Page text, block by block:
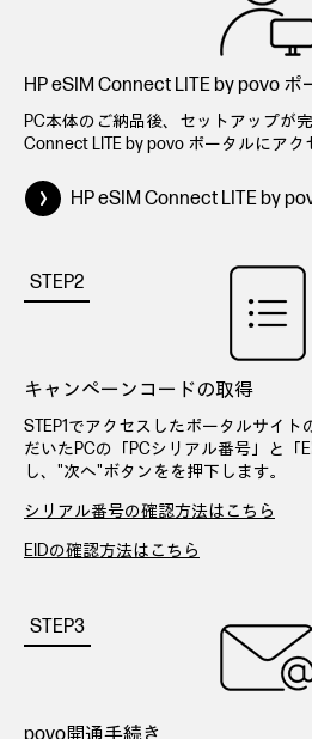
HP eSIM Connect LITE by povo
PC本体のご納品後、セットアップが
Connect LITE by povo ポータルにアク
HP eSIM Connect LITE by
キャンペーンコードの取得
STEP1でアクセスしたポータルサイ
だいたPCの「PCシリアル番号」と「
し、"次へ"ボタンをを押下します。
シリアル番号の確認方法はこちら
EIDの確認方法はこちら